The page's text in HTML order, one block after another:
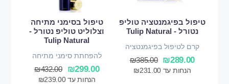
טיפול בפיגמנטציה טוליפ
נטורל - Tulip Natural
קרם לטיפול בפיגמנטציה
₪289.00
₪385.00
הנחות עד ₪231.00
טיפול בסימני מתיחה
וצלוליט טוליפ נטורל -
Tulip Natural
להפחתת סימני מתיחה
₪299.00
₪432.00
הנחות עד ₪239.00